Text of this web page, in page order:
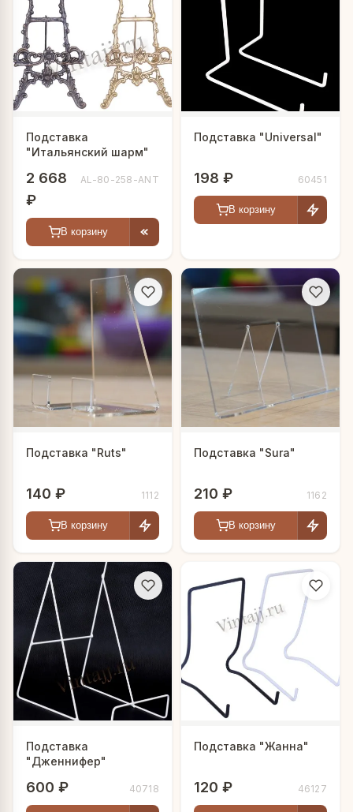
Подставка
"Итальянский шарм"
2 668
₽
AL-80-258-ANT
В корзину
Подставка "Universal"
198 ₽ 60451
В корзину
Подставка "Ruts"
140 ₽ 1112
В корзину
Подставка "Sura"
210 ₽ 1162
В корзину
Подставка
"Дженнифер"
600 ₽ 40718
Подставка "Жанна"
120 ₽ 46127